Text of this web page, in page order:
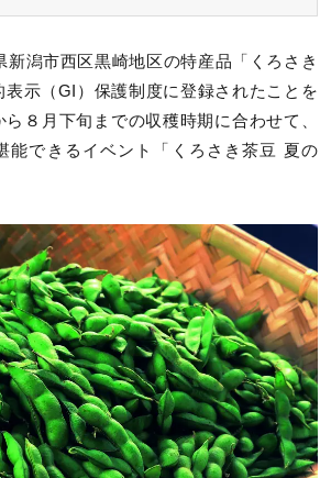
新潟市西区黒崎地区の特産品「くろさき
示（GI）保護制度に登録されたことを
８月下旬までの収穫時期に合わせて、
能できるイベント「くろさき茶豆 夏の